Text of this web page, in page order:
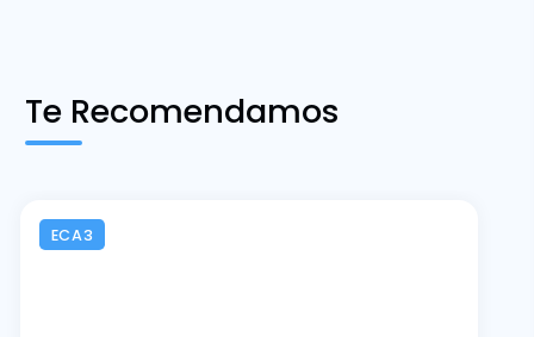
Te Recomendamos
ECA3